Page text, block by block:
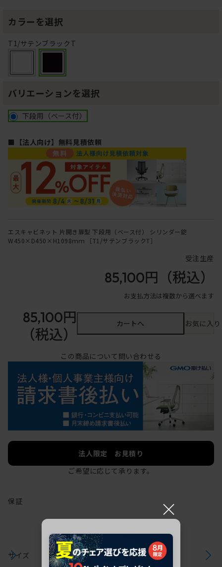
カラーを選択
T1/サテンブラックT
バリエーションを選択
下段用（ベース付）
■【法人向け】無料見積依頼
エスキャビネット 片開き扉型 下段用（ベース付） シリンダー錠
W450×D450×H1098ｍｍ ［T1/サテンブラックT］
受注生産
85,100円 （税込）
お支払方法は複数から選べます
85,100円
（税込）
カートへ お気に入
この商品について問い合わせる
法人限定 お見積り
ご希望に応じて承ります。
保証
サイズ
×